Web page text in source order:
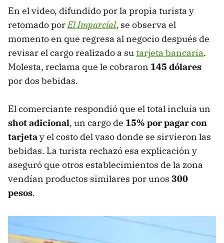
En el video, difundido por la propia turista y
retomado porEl Imparcial, se observa el
momento en que regresa al negocio después de
revisar el cargo realizado a sutarjeta bancaria.
Molesta, reclama que le cobraron 145 dólares
por dos bebidas.
El comerciante respondió que el total incluía un
shot adicional, un cargo de 15% por pagar con
tarjetay el costo del vaso donde se sirvieron las
bebidas. La turista rechazó esa explicación y
aseguró que otros establecimientos de la zona
vendían productos similares por unos 300
pesos.